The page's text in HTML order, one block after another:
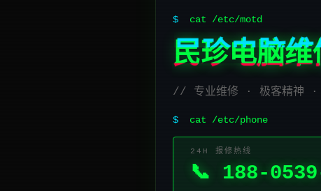
$ cat /etc/motd
民珍电脑维
// 专业维修 · 极客精神 ·
$ cat /etc/phone
24H 报修热线
📞 188-